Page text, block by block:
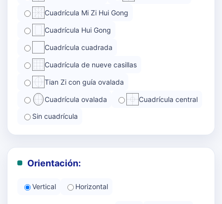
Cuadrícula Mi Zi Hui Gong
Cuadrícula Hui Gong
Cuadrícula cuadrada
Cuadrícula de nueve casillas
Tian Zi con guía ovalada
Cuadrícula ovalada Cuadrícula central
Sin cuadrícula
Orientación:
Vertical Horizontal